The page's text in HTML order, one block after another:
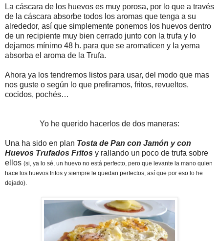
La cáscara de los huevos es muy porosa, por lo que a través
de la cáscara absorbe todos los aromas que tenga a su
alrededor, así que simplemente ponemos los huevos dentro
de un recipiente muy bien cerrado junto con la trufa y lo
dejamos mínimo 48 h. para que se aromaticen y la yema
absorba el aroma de la Trufa.
Ahora ya los tendremos listos para usar, del modo que mas
nos guste o según lo que prefiramos, fritos, revueltos,
cocidos, pochés…
Yo he querido hacerlos de dos maneras:
Una ha sido en plan Tosta de Pan con Jamón y con
Huevos Trufados Fritos y rallando un poco de trufa sobre
ellos (si, ya lo sé, un huevo no está perfecto, pero que levante la mano quien
hace los huevos fritos y siempre le quedan perfectos, así que por eso lo he
dejado).